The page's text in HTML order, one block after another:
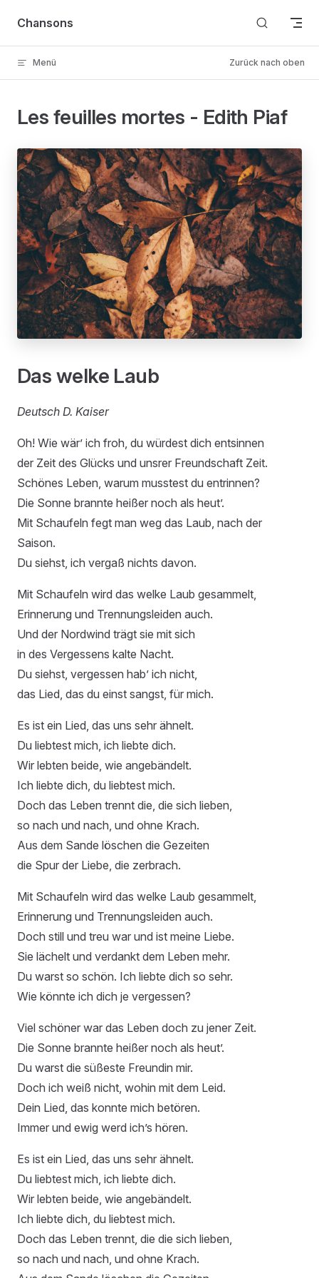
Skip to content
Chansons
Menü Zurück nach oben
Les feuilles mortes - Edith Piaf
Das welke Laub
Deutsch D. Kaiser
Oh! Wie wär’ ich froh, du würdest dich entsinnen
der Zeit des Glücks und unsrer Freundschaft Zeit.
Schönes Leben, warum musstest du entrinnen?
Die Sonne brannte heißer noch als heut’.
Mit Schaufeln fegt man weg das Laub, nach der
Saison.
Du siehst, ich vergaß nichts davon.
Mit Schaufeln wird das welke Laub gesammelt,
Erinnerung und Trennungsleiden auch.
Und der Nordwind trägt sie mit sich
in des Vergessens kalte Nacht.
Du siehst, vergessen hab’ ich nicht,
das Lied, das du einst sangst, für mich.
Es ist ein Lied, das uns sehr ähnelt.
Du liebtest mich, ich liebte dich.
Wir lebten beide, wie angebändelt.
Ich liebte dich, du liebtest mich.
Doch das Leben trennt die, die sich lieben,
so nach und nach, und ohne Krach.
Aus dem Sande löschen die Gezeiten
die Spur der Liebe, die zerbrach.
Mit Schaufeln wird das welke Laub gesammelt,
Erinnerung und Trennungsleiden auch.
Doch still und treu war und ist meine Liebe.
Sie lächelt und verdankt dem Leben mehr.
Du warst so schön. Ich liebte dich so sehr.
Wie könnte ich dich je vergessen?
Viel schöner war das Leben doch zu jener Zeit.
Die Sonne brannte heißer noch als heut’.
Du warst die süßeste Freundin mir.
Doch ich weiß nicht, wohin mit dem Leid.
Dein Lied, das konnte mich betören.
Immer und ewig werd ich’s hören.
Es ist ein Lied, das uns sehr ähnelt.
Du liebtest mich, ich liebte dich.
Wir lebten beide, wie angebändelt.
Ich liebte dich, du liebtest mich.
Doch das Leben trennt, die die sich lieben,
so nach und nach, und ohne Krach.